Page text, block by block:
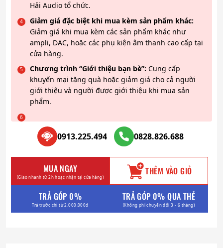
Hải Audio tổ chức.
Giảm giá đặc biệt khi mua kèm sản phẩm khác:
Giảm giá khi mua kèm các sản phẩm khác như
ampli, DAC, hoặc các phụ kiện âm thanh cao cấp tại
cửa hàng.
Chương trình “Giới thiệu bạn bè”: Cung cấp
khuyến mại tặng quà hoặc giảm giá cho cả người
giới thiệu và người được giới thiệu khi mua sản
phẩm.
0913.225.494 0828.826.688
MUA NGAY
(Giao nhanh từ 2h hoặc nhận tại cửa hàng) THÊM VÀO GIỎ
TRẢ GÓP 0%
Trả trước chỉ từ 2.000.000đ
TRẢ GÓP 0% QUA THẺ
(Không phí chuyển đổi 3 - 6 tháng)